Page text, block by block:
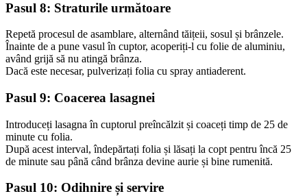
Pasul 8: Straturile următoare
Repetă procesul de asamblare, alternând tăițeii, sosul și brânzele.
Înainte de a pune vasul în cuptor, acoperiți-l cu folie de aluminiu,
având grijă să nu atingă brânza.
Dacă este necesar, pulverizați folia cu spray antiaderent.
Pasul 9: Coacerea lasagnei
Introduceți lasagna în cuptorul preîncălzit și coaceți timp de 25 de
minute cu folia.
După acest interval, îndepărtați folia și lăsați la copt pentru încă 25
de minute sau până când brânza devine aurie și bine rumenită.
Pasul 10: Odihnire și servire